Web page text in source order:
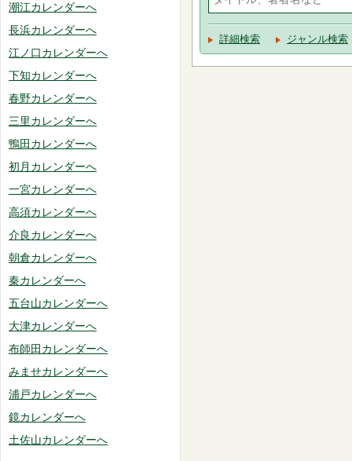
潮江カレンダーへ
長浜カレンダーへ
江ノ口カレンダーへ
下知カレンダーへ
春野カレンダーへ
三里カレンダーへ
鴨田カレンダーへ
初月カレンダーへ
一宮カレンダーへ
高須カレンダーへ
介良カレンダーへ
朝倉カレンダーへ
秦カレンダーへ
五台山カレンダーへ
大津カレンダーへ
布師田カレンダーへ
みませカレンダーへ
浦戸カレンダーへ
鏡カレンダーへ
土佐山カレンダーへ
詳細検索 ジャンル検索